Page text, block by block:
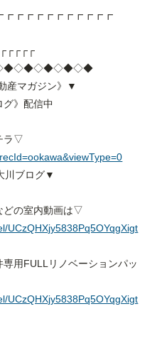
産マガジン》▼
グ》配信中
ラ▽
川ブログ▼
どの室内動画は▽
UCzQHXjy5838Pq5OYqgXigt
用FULLリノベーションパッ
UCzQHXjy5838Pq5OYqgXigt